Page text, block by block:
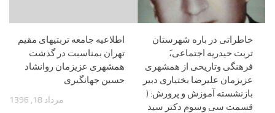
اطلاعیه جامعه تربتیهای مقیم
تهران بمناسبت در گذشت
همشهری عزیزمان روانشاد
حسین جهانگیری
مرداد 18, 1396
خاطراتی در باره شهرستان
تربت حیدریه اجتماعی،َ
فرهنگی وتاریخی از همشهری
عزیزمان علیرضا بختیاری دبیر
بازنشسته آموزش و پرورش: (
قسمت سی وسوم دکتر سید